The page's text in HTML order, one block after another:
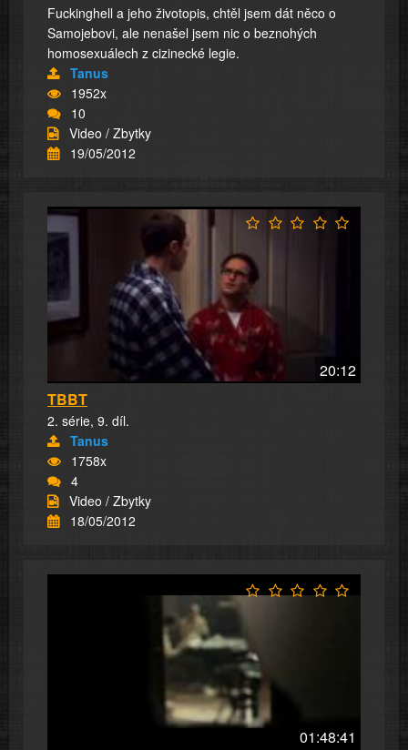
Fuckinghell a jeho životopis, chtěl jsem dát něco o
Samojebovi, ale nenašel jsem nic o beznohých
homosexuálech z cizinecké legie.
Tanus
1952x
10
Video / Zbytky
19/05/2012
20:12
TBBT
2. série, 9. díl.
Tanus
1758x
4
Video / Zbytky
18/05/2012
01:48:41